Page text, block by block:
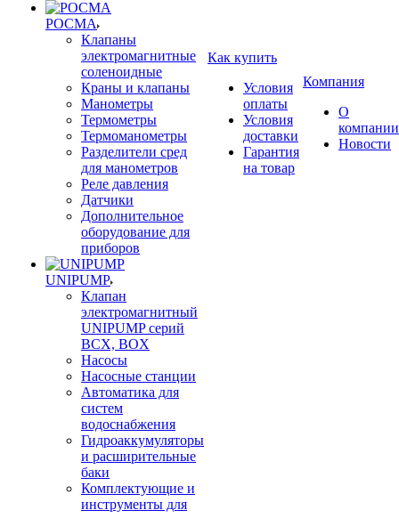
РОСМА
Клапаны
электромагнитные
соленоидные
Краны и клапаны
Манометры
Термометры
Термоманометры
Разделители сред
для манометров
Реле давления
Датчики
Дополнительное
оборудование для
приборов
UNIPUMP
Клапан
электромагнитный
UNIPUMP серий
BCX, BOX
Насосы
Насосные станции
Автоматика для
систем
водоснабжения
Гидроаккумуляторы
и расширительные
баки
Комплектующие и
инструменты для
Как купить
Условия
оплаты
Условия
доставки
Гарантия
на товар
Компания
О
компании
Новости